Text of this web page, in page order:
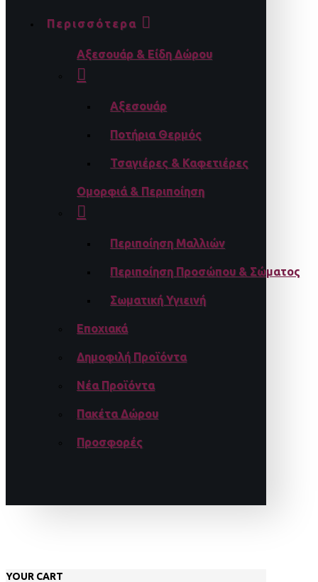
Περισσότερα
Αξεσουάρ & Είδη Δώρου
Αξεσουάρ
Ποτήρια Θερμός
Τσαγιέρες & Καφετιέρες
Ομορφιά & Περιποίηση
Περιποίηση Μαλλιών
Περιποίηση Προσώπου & Σώματος
Σωματική Υγιεινή
Εποχιακά
Δημοφιλή Προϊόντα
Νέα Προϊόντα
Πακέτα Δώρου
Προσφορές
YOUR CART